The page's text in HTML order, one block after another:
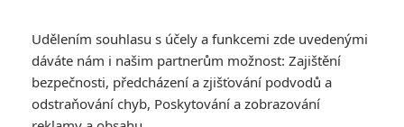
Udělením souhlasu s účely a funkcemi zde uvedenými
dáváte nám i našim partnerům možnost: Zajištění
bezpečnosti, předcházení a zjišťování podvodů a
odstraňování chyb, Poskytování a zobrazování